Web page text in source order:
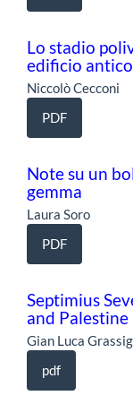
Lo stadio
edificio antico
Niccolò Cecconi
PDF
Note su un
gemma
Laura Soro
PDF
Septimius
and Palestine
Gian Luca
pdf